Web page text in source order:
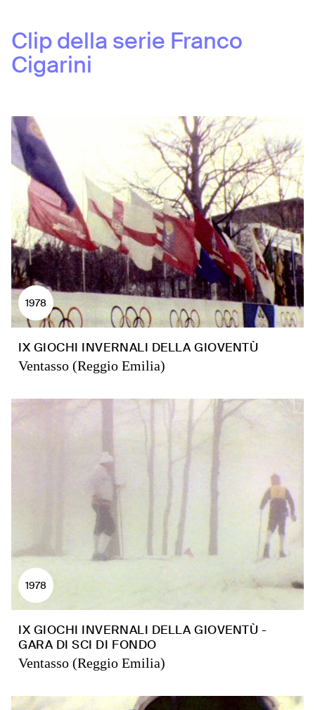
Clip della serie Franco
Cigarini
1978
IX GIOCHI INVERNALI DELLA GIOVENTÙ
Ventasso (Reggio Emilia)
1978
IX GIOCHI INVERNALI DELLA GIOVENTÙ -
GARA DI SCI DI FONDO
Ventasso (Reggio Emilia)